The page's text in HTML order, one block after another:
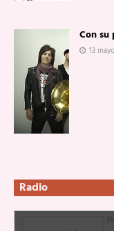
Con
13
Radio